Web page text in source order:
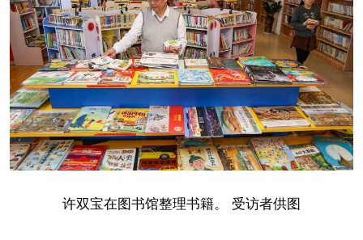
许双宝在图书馆整理书籍。 受访者供图